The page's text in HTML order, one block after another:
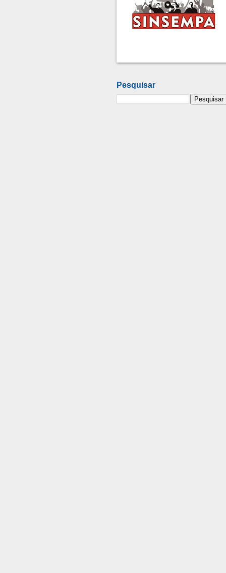
Pesquisar